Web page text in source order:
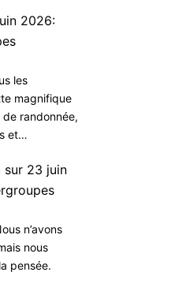
2026:
les
magnifique
randonnée,
et…
sur 23 juin
n’avons
nous
pensée.